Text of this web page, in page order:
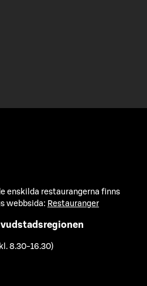
enskilda restaurangerna finns
webbsida: Restauranger
8.30-16.30)